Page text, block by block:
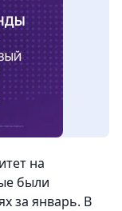
на
были
за январь. В